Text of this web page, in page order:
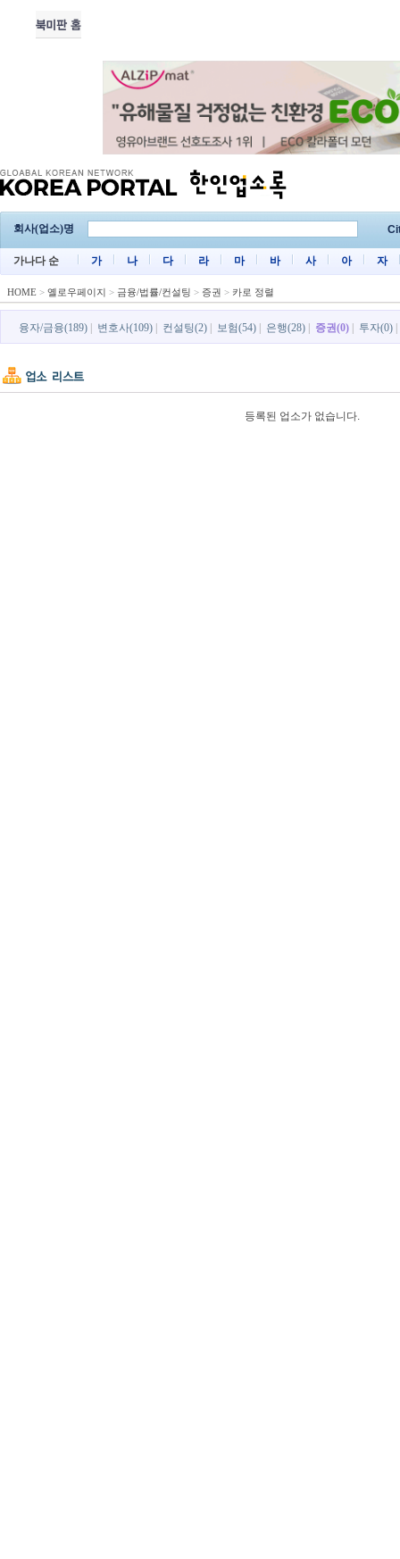
회사(업소)명
가나다 순 가 나 다 라 마 바 사 아 자
HOME > 옐로우페이지 > 금융/법률/컨설팅 > 증권 > 카로 정렬
융자/금융(189) 변호사(109) 컨설팅(2) 보험(54) 은행(28) 증권(0) 투자(0)
등록된 업소가 없습니다.